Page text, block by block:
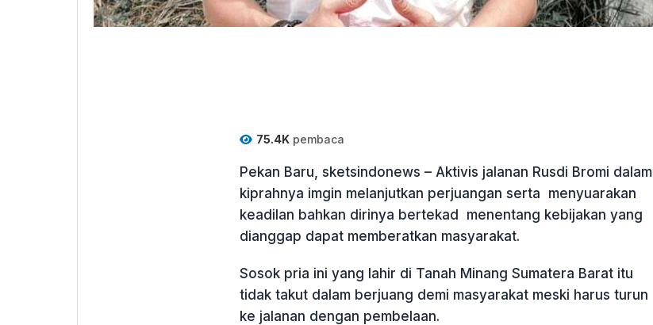
75.4Kpembaca
Pekan Baru, sketsindonews – Aktivis jalanan Rusdi Bromi dalam
kiprahnya imgin melanjutkan perjuangan serta menyuarakan
keadilan bahkan dirinya bertekad menentang kebijakan yang
dianggap dapat memberatkan masyarakat.
Sosok pria ini yang lahir di Tanah Minang Sumatera Barat itu
tidak takut dalam berjuang demi masyarakat meski harus turun
ke jalanan dengan pembelaan.